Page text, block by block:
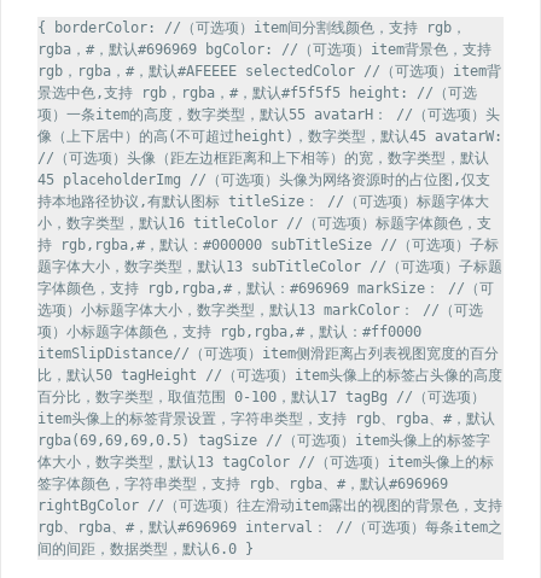
{ borderColor: //（可选项）item间分割线颜色，支持 rgb，
rgba，#，默认#696969 bgColor: //（可选项）item背景色，支持
rgb，rgba，#，默认#AFEEEE selectedColor //（可选项）item背
景选中色,支持 rgb，rgba，#，默认#f5f5f5 height: //（可选
项）一条item的高度，数字类型，默认55 avatarH： //（可选项）头
像（上下居中）的高(不可超过height)，数字类型，默认45 avatarW:
//（可选项）头像（距左边框距离和上下相等）的宽，数字类型，默认
45 placeholderImg //（可选项）头像为网络资源时的占位图,仅支
持本地路径协议,有默认图标 titleSize： //（可选项）标题字体大
小，数字类型，默认16 titleColor //（可选项）标题字体颜色，支
持 rgb,rgba,#，默认：#000000 subTitleSize //（可选项）子标
题字体大小，数字类型，默认13 subTitleColor //（可选项）子标题
字体颜色，支持 rgb,rgba,#，默认：#696969 markSize： //（可
选项）小标题字体大小，数字类型，默认13 markColor： //（可选
项）小标题字体颜色，支持 rgb,rgba,#，默认：#ff0000
itemSlipDistance//（可选项）item侧滑距离占列表视图宽度的百分
比，默认50 tagHeight //（可选项）item头像上的标签占头像的高度
百分比，数字类型，取值范围 0-100，默认17 tagBg //（可选项）
item头像上的标签背景设置，字符串类型，支持 rgb、rgba、#，默认
rgba(69,69,69,0.5) tagSize //（可选项）item头像上的标签字
体大小，数字类型，默认13 tagColor //（可选项）item头像上的标
签字体颜色，字符串类型，支持 rgb、rgba、#，默认#696969
rightBgColor //（可选项）往左滑动item露出的视图的背景色，支持
rgb、rgba、#，默认#696969 interval： //（可选项）每条item之
间的间距，数据类型，默认6.0 }